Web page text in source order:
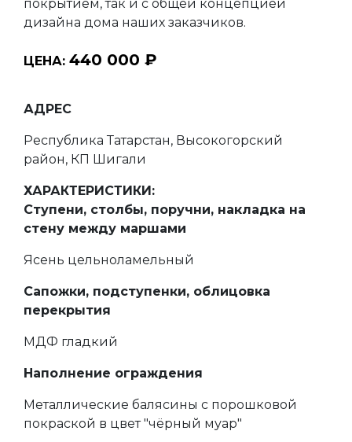
покрытием, так и с общей концепцией
дизайна дома наших заказчиков.
ЦЕНА: 440 000 ₽
АДРЕС
Республика Татарстан, Высокогорский
район, КП Шигали
ХАРАКТЕРИСТИКИ:
Ступени, столбы, поручни, накладка на
стену между маршами
Ясень цельноламельный
Сапожки, подступенки, облицовка
перекрытия
МДФ гладкий
Наполнение ограждения
Металлические балясины с порошковой
покраской в цвет "чёрный муар"